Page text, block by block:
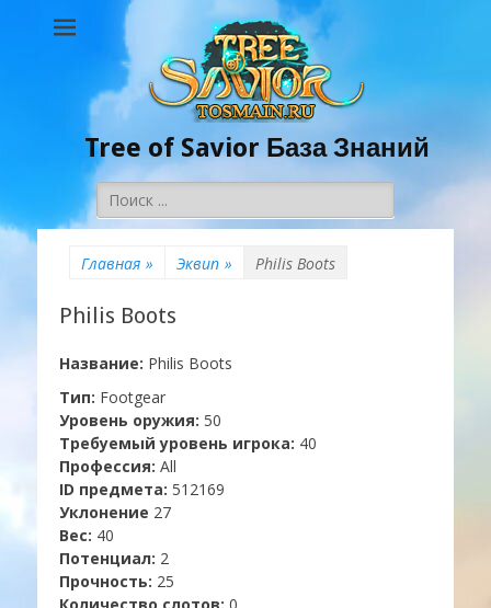
Tree of Savior База Знаний
Поиск:
Главная » Эквип » Philis Boots
Philis Boots
Название: Philis Boots
Тип: Footgear
Уровень оружия: 50
Требуемый уровень игрока: 40
Профессия: All
ID предмета: 512169
Уклонение 27
Вес: 40
Потенциал: 2
Прочность: 25